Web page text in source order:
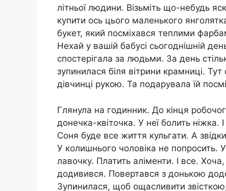
літньої людини. Візьміть що-небудь
купити ось цього маленького
букет, який посміхався теплими
Нехай у вашій бабусі сьогоднішній
спостерігала за людьми. За день
зупинилася біля вітрини крамниці.
дівчинці рукою. Та подарувала їй
Глянула на годинник. До кінця
донечка-квіточка. У неї болить
Соня буде все життя кульгати. А
У колишнього чоловіка не попросить.
лавочку. Платить аліменти. І все.
додивився. Повертався з донькою
Зупинилася, щоб ощасливити